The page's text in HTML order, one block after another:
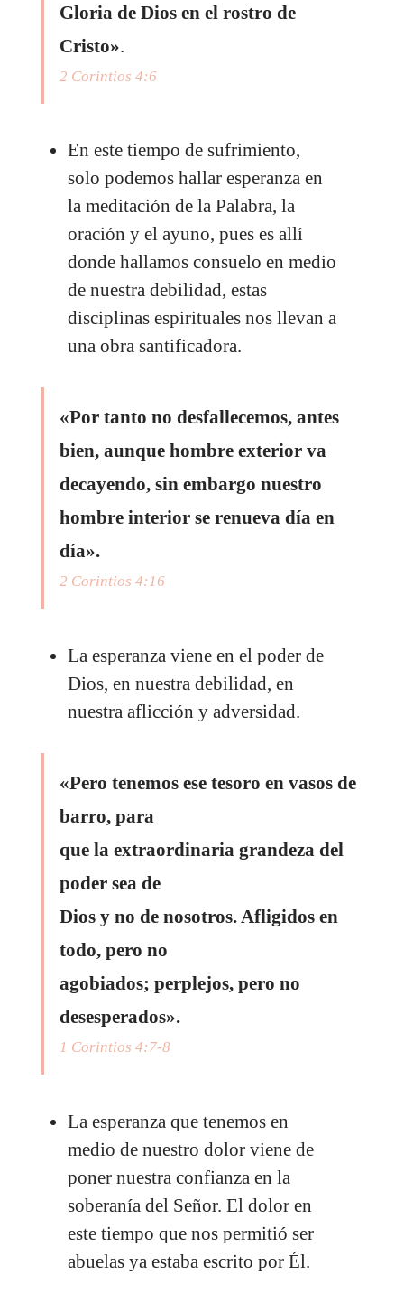
Gloria de Dios en el rostro de
Cristo».
2 Corintios 4:6
En este tiempo de sufrimiento,
solo podemos hallar esperanza en
la meditación de la Palabra, la
oración y el ayuno, pues es allí
donde hallamos consuelo en medio
de nuestra debilidad, estas
disciplinas espirituales nos llevan a
una obra santificadora.
«Por tanto no desfallecemos, antes
bien, aunque hombre exterior va
decayendo, sin embargo nuestro
hombre interior se renueva día en
día».
2 Corintios 4:16
La esperanza viene en el poder de
Dios, en nuestra debilidad, en
nuestra aflicción y adversidad.
«Pero tenemos ese tesoro en vasos de
barro, para
que la extraordinaria grandeza del
poder sea de
Dios y no de nosotros. Afligidos en
todo, pero no
agobiados; perplejos, pero no
desesperados».
1 Corintios 4:7-8
La esperanza que tenemos en
medio de nuestro dolor viene de
poner nuestra confianza en la
soberanía del Señor. El dolor en
este tiempo que nos permitió ser
abuelas ya estaba escrito por Él.